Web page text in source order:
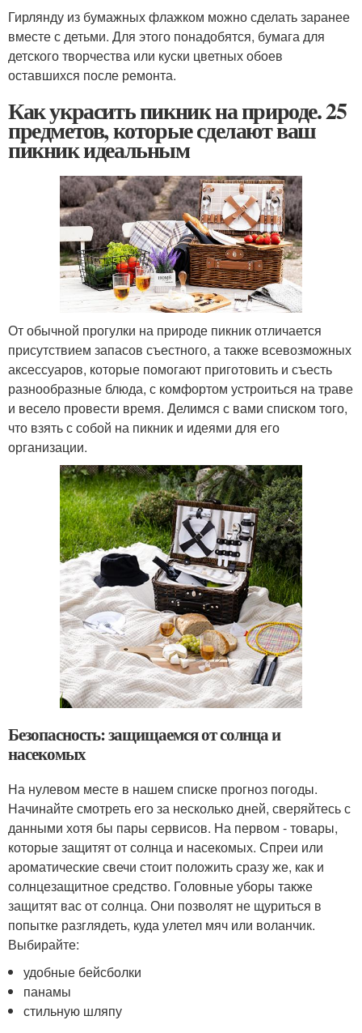
Гирлянду из бумажных флажком можно сделать заранее
вместе с детьми. Для этого понадобятся, бумага для
детского творчества или куски цветных обоев
оставшихся после ремонта.
Как украсить пикник на природе. 25
предметов, которые сделают ваш
пикник идеальным
От обычной прогулки на природе пикник отличается
присутствием запасов съестного, а также всевозможных
аксессуаров, которые помогают приготовить и съесть
разнообразные блюда, с комфортом устроиться на траве
и весело провести время. Делимся с вами списком того,
что взять с собой на пикник и идеями для его
организации.
Безопасность: защищаемся от солнца и
насекомых
На нулевом месте в нашем списке прогноз погоды.
Начинайте смотреть его за несколько дней, сверяйтесь с
данными хотя бы пары сервисов. На первом - товары,
которые защитят от солнца и насекомых. Спреи или
ароматические свечи стоит положить сразу же, как и
солнцезащитное средство. Головные уборы также
защитят вас от солнца. Они позволят не щуриться в
попытке разглядеть, куда улетел мяч или воланчик.
Выбирайте:
удобные бейсболки
панамы
стильную шляпу